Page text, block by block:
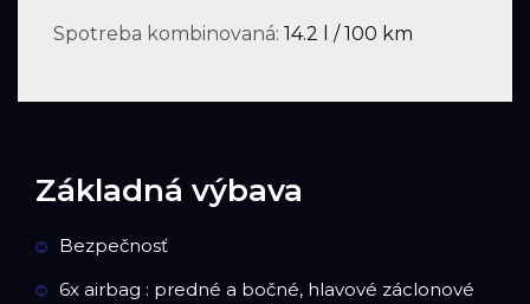
Spotreba kombinovaná: 14.2 l / 100 km
Základná výbava
Bezpečnosť
6x airbag : predné a bočné, hlavové záclonové